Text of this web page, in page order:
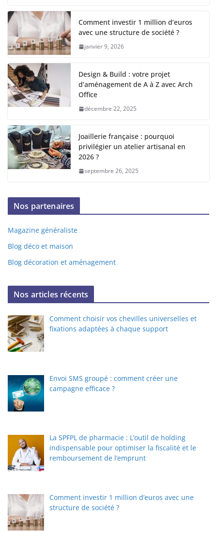
Comment investir 1 million d’euros
avec une structure de société ?
janvier 9, 2026
Design & Build : votre projet
d’aménagement de A à Z avec Arch
Office
décembre 22, 2025
Joaillerie française : pourquoi
privilégier un atelier artisanal en
2026 ?
septembre 26, 2025
Nos partenaires
Magazine généraliste
Blog déco et maison
Blog décoration et aménagement
Nos articles récents
Comment choisir vos chevilles universelles et
fixations adaptées à chaque support
Envoi SMS groupé : comment créer une
campagne efficace ?
La SPFPL de pharmacie : L’outil de holding
indispensable pour optimiser la fiscalité et le
remboursement de l’emprunt
Comment investir 1 million d’euros avec une
structure de société ?